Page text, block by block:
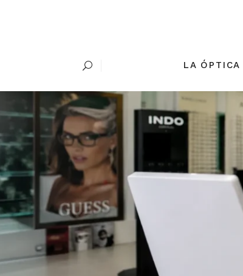
LA ÓPTICA